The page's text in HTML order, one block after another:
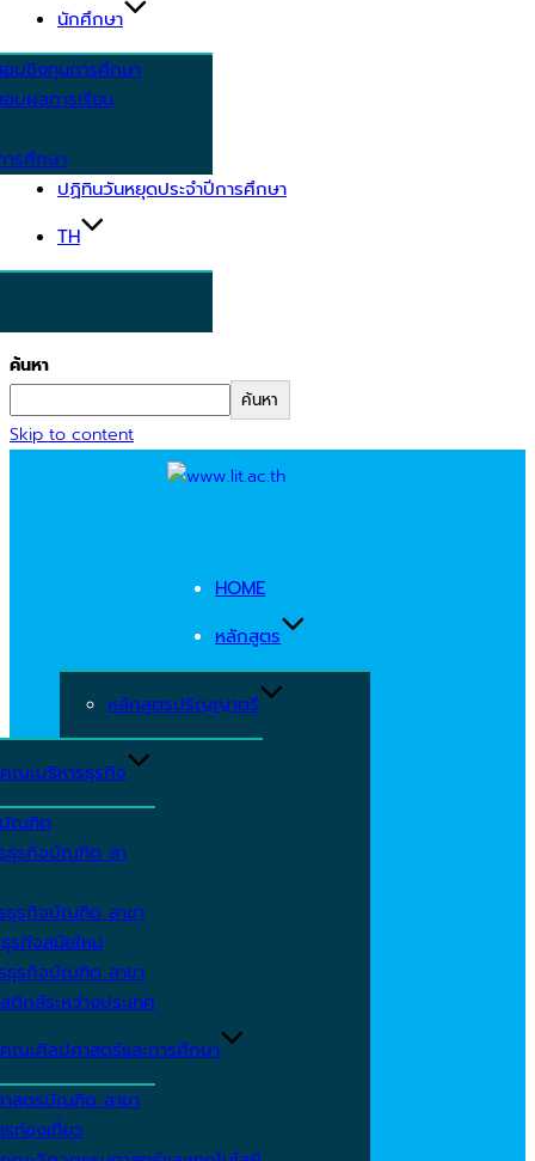
นักศึกษา
บชิงทุนการศึกษา
บผลการเรียน
รศึกษา
ปฏิทินวันหยุดประจำปีการศึกษา
TH
ค้นหา
ค้นหา
Skip to content
HOME
หลักสูตร
หลักสูตรปริญญาตรี
คณะบริหารธุรกิจ
ณฑิต
ธุรกิจบัณฑิต สา
ธุรกิจบัณฑิต สาขา
รกิจสมัยใหม่
ธุรกิจบัณฑิต สาขา
ติกส์ระหว่างประเทศ
คณะศิลปศาสตร์และการศึกษา
สตรบัณฑิต สาขา
ท่องเที่ยว